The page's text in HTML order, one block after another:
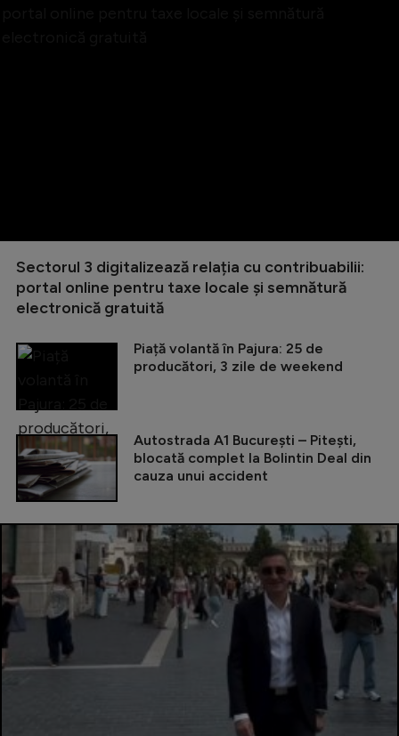
Sectorul 3 digitalizează relația cu contribuabilii:
portal online pentru taxe locale și semnătură
electronică gratuită
Piață volantă în Pajura: 25 de
producători, 3 zile de weekend
Autostrada A1 București – Pitești,
blocată complet la Bolintin Deal din
cauza unui accident